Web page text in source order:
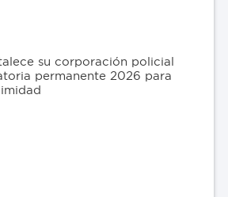
su corporación policial
permanente 2026 para